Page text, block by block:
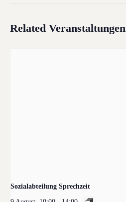
Related Veranstaltungen
Sozialabteilung Sprechzeit